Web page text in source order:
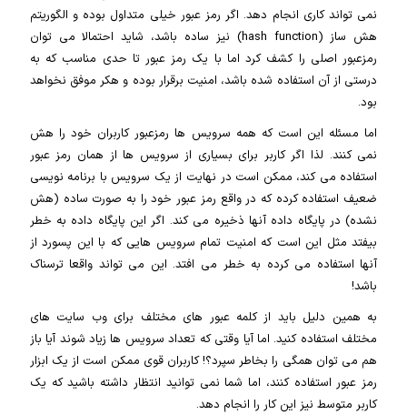
نمی تواند کاری انجام دهد. اگر رمز عبور خیلی متداول بوده و الگوریتم
هش ساز (hash function) نیز ساده باشد، شاید احتمالا می توان
رمزعبور اصلی را کشف کرد اما با یک رمز عبور تا حدی مناسب که به
درستی از آن استفاده شده باشد، امنیت برقرار بوده و هکر موفق نخواهد
بود.
اما مسئله این است که همه سرویس ها رمزعبور کاربران خود را هش
نمی کنند. لذا اگر کاربر برای بسیاری از سرویس ها از همان رمز عبور
استفاده می کند، ممکن است در نهایت از یک سرویس با برنامه نویسی
ضعیف استفاده کرده که در واقع رمز عبور خود را به صورت ساده (هش
نشده) در پایگاه داده آنها ذخیره می کند. اگر این پایگاه داده به خطر
بیفتد مثل این است که امنیت تمام سرویس هایی که با این پسورد از
آنها استفاده می کرده به خطر می افتد. این می تواند واقعا ترسناک
باشد!
به همین دلیل باید از کلمه عبور های مختلف برای وب سایت های
مختلف استفاده کنید. اما آیا وقتی که تعداد سرویس ها زیاد شوند آیا باز
هم می توان همگی را بخاطر سپرد؟! کاربران قوی ممکن است از یک ابزار
رمز عبور استفاده کنند، اما شما نمی توانید انتظار داشته باشید که یک
کاربر متوسط نیز ​​این کار را انجام دهد.